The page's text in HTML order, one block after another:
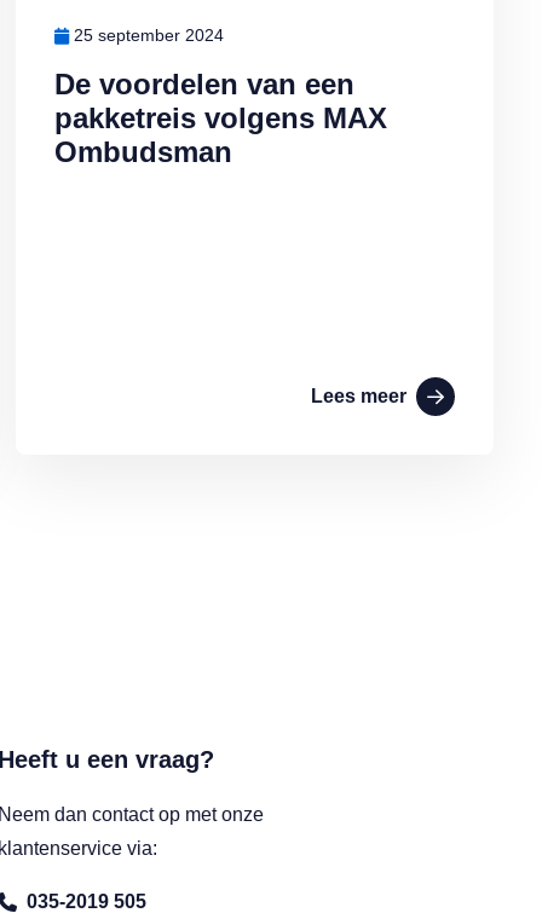
De voordelen van een
pakketreis volgens MAX
Ombudsman
25 september 2024
Lees meer
u een vraag?
dan contact op met onze
via:
035-2019 505